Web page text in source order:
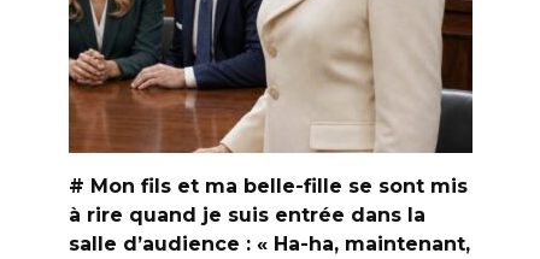
# Mon fils et ma belle-fille se sont mis
à rire quand je suis entrée dans la
salle d’audience : « Ha-ha, maintenant,